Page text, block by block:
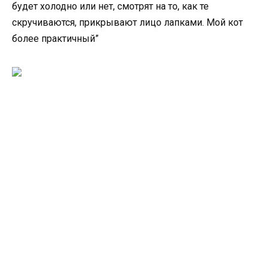
будет холодно или нет, смотрят на то, как те
скручиваются, прикрывают лицо лапками. Мой кот
более практичный”